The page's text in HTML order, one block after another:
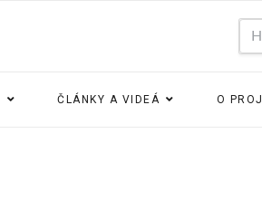
ČLÁNKY A VIDEÁ O